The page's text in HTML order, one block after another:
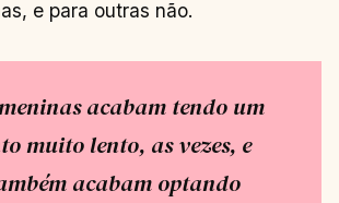
e para outras não.
acabam tendo um
muito lento, as vezes, e
acabam optando